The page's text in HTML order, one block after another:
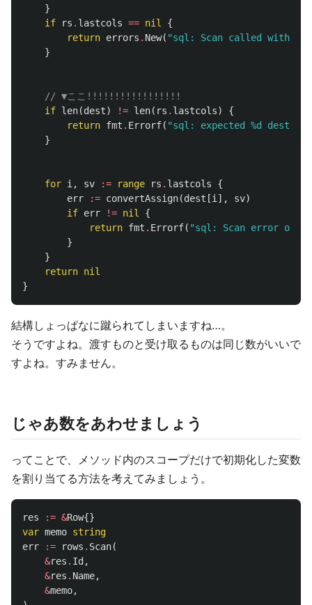
}
if
rs . lastcols == nil
{
return errors . New( "sql: Scan called
}
// ▼ここ!!!!!!!!!!!!!!!!!
if len(dest) != len( rs . lastcols)
{
return fmt . Errorf( "sql: expected %d
}
for i , sv := range rs . lastcols
{
err
:= convertAssign(dest [i ], sv)
if err != nil
{
return fmt . Errorf( "sql: Scan error on
}
}
return nil
}
結構しょっぱなに蹴られてしまいますね…。
そうですよね。渡すものと受け取るものは同じ数がいいで
すよね。すみません。
じゃあ数をあわせましょう
ってことで、メソッド内のスコープだけで初期化した変数
を割り当てる方法を考えてみましょう。
res := &Row{}
var memo string
err
:= rows . Scan(
&res . Id ,
&res . Name,
&memo,